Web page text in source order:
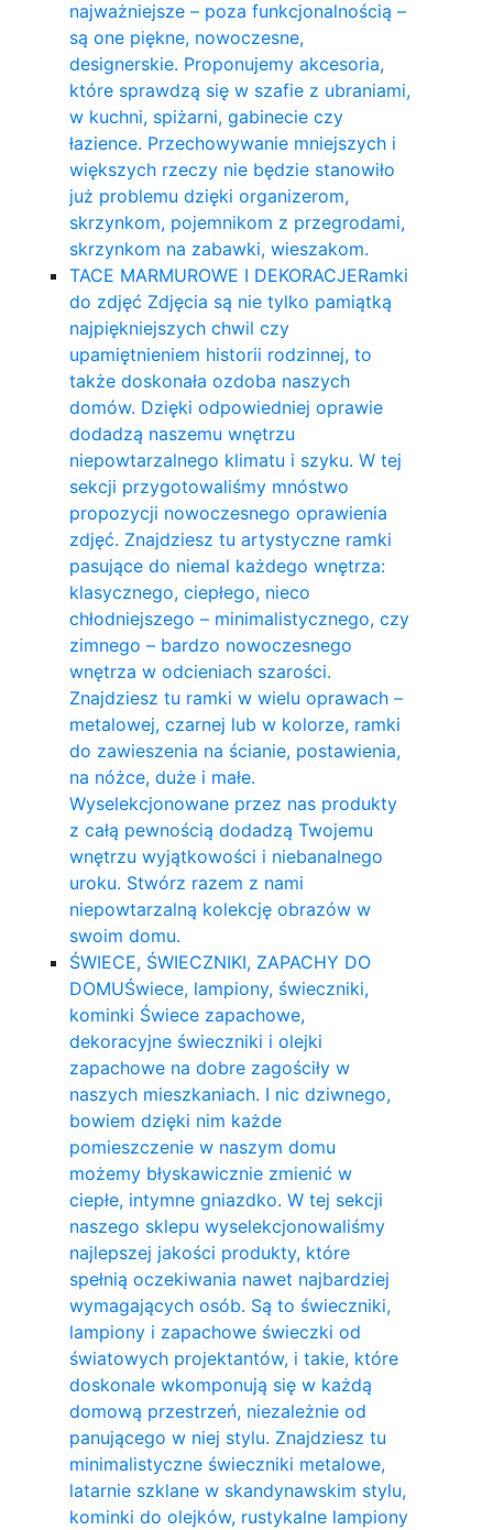
najważniejsze – poza funkcjonalnością –
są one piękne, nowoczesne,
designerskie. Proponujemy akcesoria,
które sprawdzą się w szafie z ubraniami,
w kuchni, spiżarni, gabinecie czy
łazience. Przechowywanie mniejszych i
większych rzeczy nie będzie stanowiło
już problemu dzięki organizerom,
skrzynkom, pojemnikom z przegrodami,
skrzynkom na zabawki, wieszakom.
TACE MARMUROWE I DEKORACJERamki
do zdjęć Zdjęcia są nie tylko pamiątką
najpiękniejszych chwil czy
upamiętnieniem historii rodzinnej, to
także doskonała ozdoba naszych
domów. Dzięki odpowiedniej oprawie
dodadzą naszemu wnętrzu
niepowtarzalnego klimatu i szyku. W tej
sekcji przygotowaliśmy mnóstwo
propozycji nowoczesnego oprawienia
zdjęć. Znajdziesz tu artystyczne ramki
pasujące do niemal każdego wnętrza:
klasycznego, ciepłego, nieco
chłodniejszego – minimalistycznego, czy
zimnego – bardzo nowoczesnego
wnętrza w odcieniach szarości.
Znajdziesz tu ramki w wielu oprawach –
metalowej, czarnej lub w kolorze, ramki
do zawieszenia na ścianie, postawienia,
na nóżce, duże i małe.
Wyselekcjonowane przez nas produkty
z całą pewnością dodadzą Twojemu
wnętrzu wyjątkowości i niebanalnego
uroku. Stwórz razem z nami
niepowtarzalną kolekcję obrazów w
swoim domu.
ŚWIECE, ŚWIECZNIKI, ZAPACHY DO
DOMUŚwiece, lampiony, świeczniki,
kominki Świece zapachowe,
dekoracyjne świeczniki i olejki
zapachowe na dobre zagościły w
naszych mieszkaniach. I nic dziwnego,
bowiem dzięki nim każde
pomieszczenie w naszym domu
możemy błyskawicznie zmienić w
ciepłe, intymne gniazdko. W tej sekcji
naszego sklepu wyselekcjonowaliśmy
najlepszej jakości produkty, które
spełnią oczekiwania nawet najbardziej
wymagających osób. Są to świeczniki,
lampiony i zapachowe świeczki od
światowych projektantów, i takie, które
doskonale wkomponują się w każdą
domową przestrzeń, niezależnie od
panującego w niej stylu. Znajdziesz tu
minimalistyczne świeczniki metalowe,
latarnie szklane w skandynawskim stylu,
kominki do olejków, rustykalne lampiony